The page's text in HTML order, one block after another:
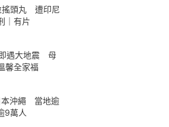
搖頭丸 遭印尼
｜有片
遇大地震 母
馨全家福
本沖繩 當地逾
9萬人